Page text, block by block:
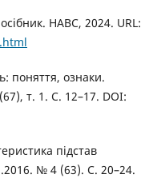
НАВС, 2024. URL:
поняття, ознаки.
т. 1. С. 12–17. DOI:
підстав
№ 4 (63). С. 20–24.